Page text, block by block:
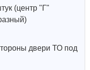
(центр "Г"
двери ТО под